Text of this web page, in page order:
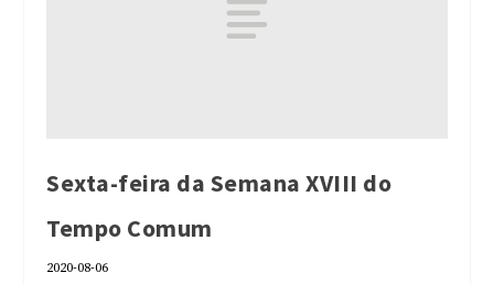
Sexta-feira da Semana XVIII do
Tempo Comum
2020-08-06